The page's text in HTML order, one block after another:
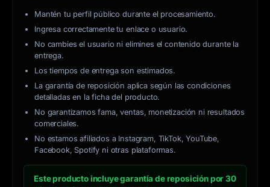
Mantén tu perfil público durante el procesamiento.
Ingresa correctamente tu enlace o usuario.
No cambies el usuario ni elimines el contenido durante la
entrega.
Los tiempos de entrega son estimados.
La garantía de reposición aplica según las condiciones
detalladas en la ficha del producto.
No garantizamos fama, ventas, monetización ni resultados
comerciales.
No estamos afiliados a Instagram, TikTok, YouTube,
Facebook, Spotify ni otras plataformas.
Este producto incluye garantía de reposición por 30